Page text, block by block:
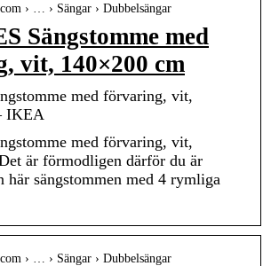
› … › Sängar › Dubbelsängar
Sängstomme med
vit, 140×200 cm
med förvaring, vit,
IKEA
med förvaring, vit,
är förmodligen därför du är
här sängstommen med 4 rymliga
› … › Sängar › Dubbelsängar